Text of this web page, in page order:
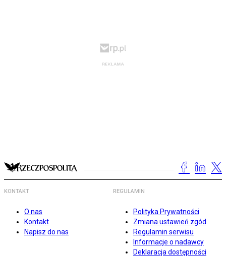
KONTAKT
O nas
Kontakt
Napisz do nas
REGULAMIN
Polityka Prywatności
Zmiana ustawień zgód
Regulamin serwisu
Informacje o nadawcy
Deklaracja dostępności